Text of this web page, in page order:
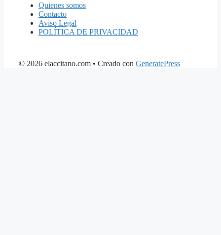
Quienes somos
Contacto
Aviso Legal
POLÍTICA DE PRIVACIDAD
© 2026 elaccitano.com • Creado con GeneratePress